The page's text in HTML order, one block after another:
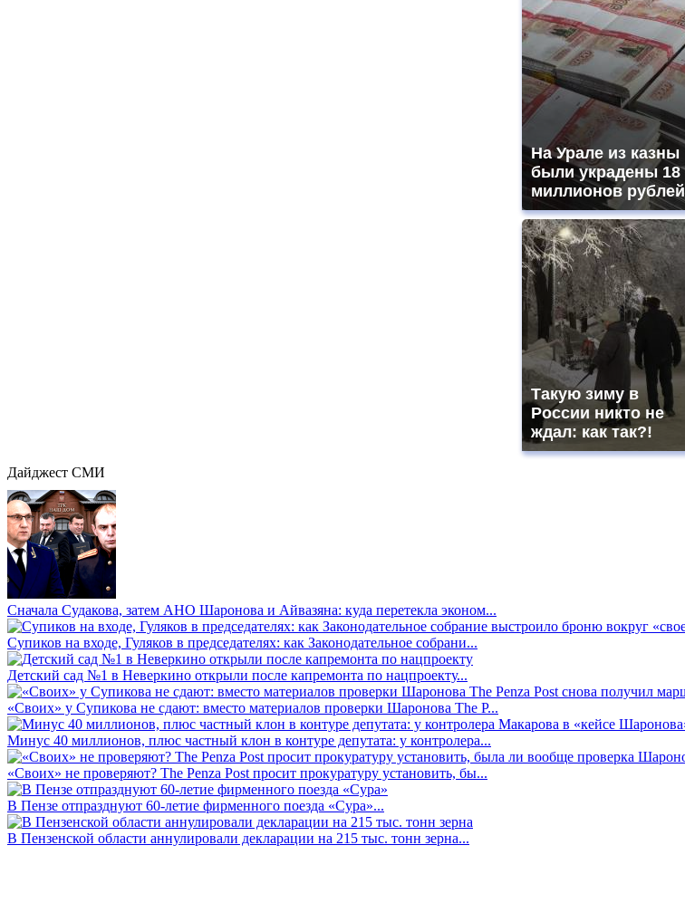
На Урале из казны
были украдены 18
миллионов рублей
Такую зиму в
России никто не
ждал: как так?!
Дайджест СМИ
Сначала Судакова, затем АНО Шаронова и Айвазяна: куда перетекла эконом...
Супиков на входе, Гуляков в председателях: как Законодательное собрани...
Детский сад №1 в Неверкино открыли после капремонта по нацпроекту...
«Своих» у Супикова не сдают: вместо материалов проверки Шаронова The P...
Минус 40 миллионов, плюс частный клон в контуре депутата: у контролера...
«Своих» не проверяют? The Penza Post просит прокуратуру установить, бы...
В Пензе отпразднуют 60-летие фирменного поезда «Сура»...
В Пензенской области аннулировали декларации на 215 тыс. тонн зерна...